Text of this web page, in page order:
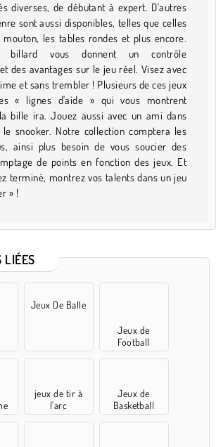
diverses, de débutant à expert. D'autres
sont aussi disponibles, telles que celles
les tables rondes et plus encore.
vous donnent un contrôle
des avantages sur le jeu réel. Visez avec
et sans trembler ! Plusieurs de ces jeux
« lignes d'aide » qui vous montrent
bille ira. Jouez aussi avec un ami dans
snooker. Notre collection comptera les
ainsi plus besoin de vous soucier des
de points en fonction des jeux. Et
terminé, montrez vos talents dans un jeu
» !
LIÉES
Jeux De Balle
Jeux de
Football
Américains
jeux de tir à
l'arc
Jeux de
Basketball